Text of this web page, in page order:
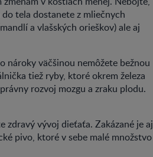
tela dostanete z mliečnych
a vlašských orieškov) ale aj
nároky väčšinou nemôžete bežnou
tiež ryby, ktoré okrem železa
rozvoj mozgu a zraku plodu.
zdravý vývoj dieťaťa. Zakázané je aj
pivo, ktoré v sebe malé množstvo